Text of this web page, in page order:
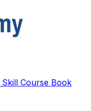
Skill Course Book